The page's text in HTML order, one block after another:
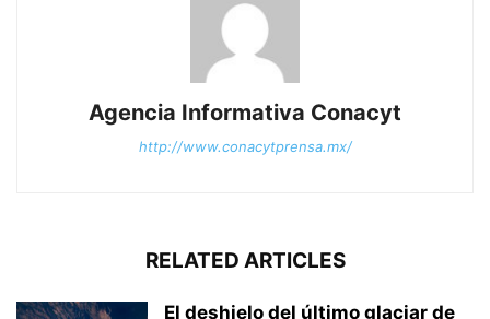
Agencia Informativa Conacyt
http://www.conacytprensa.mx/
RELATED ARTICLES
El deshielo del último glaciar de